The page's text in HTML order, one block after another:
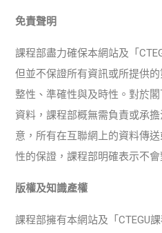
免責聲明
課程部盡力確保本網站及「
但並不保證所有資訊或所提供
整性、準確性與及時性。對於
資料，課程部概無需負責或承
意，所有在互聯網上的資料傳
性的保證，課程部明確表示不會
版權及知識產權
課程部擁有本網站及「CTEGU